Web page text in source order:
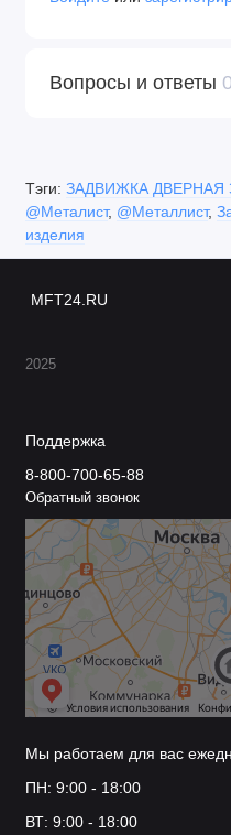
Вопросы и ответы 0
Тэги: ЗАДВИЖКА ДВЕРНАЯ
@Металист, @Металлист,
изделия
MFT24.RU
2025
Поддержка
8-800-700-65-88
Обратный звонок
Мы работаем для вас
ПН: 9:00 - 18:00
ВТ: 9:00 - 18:00